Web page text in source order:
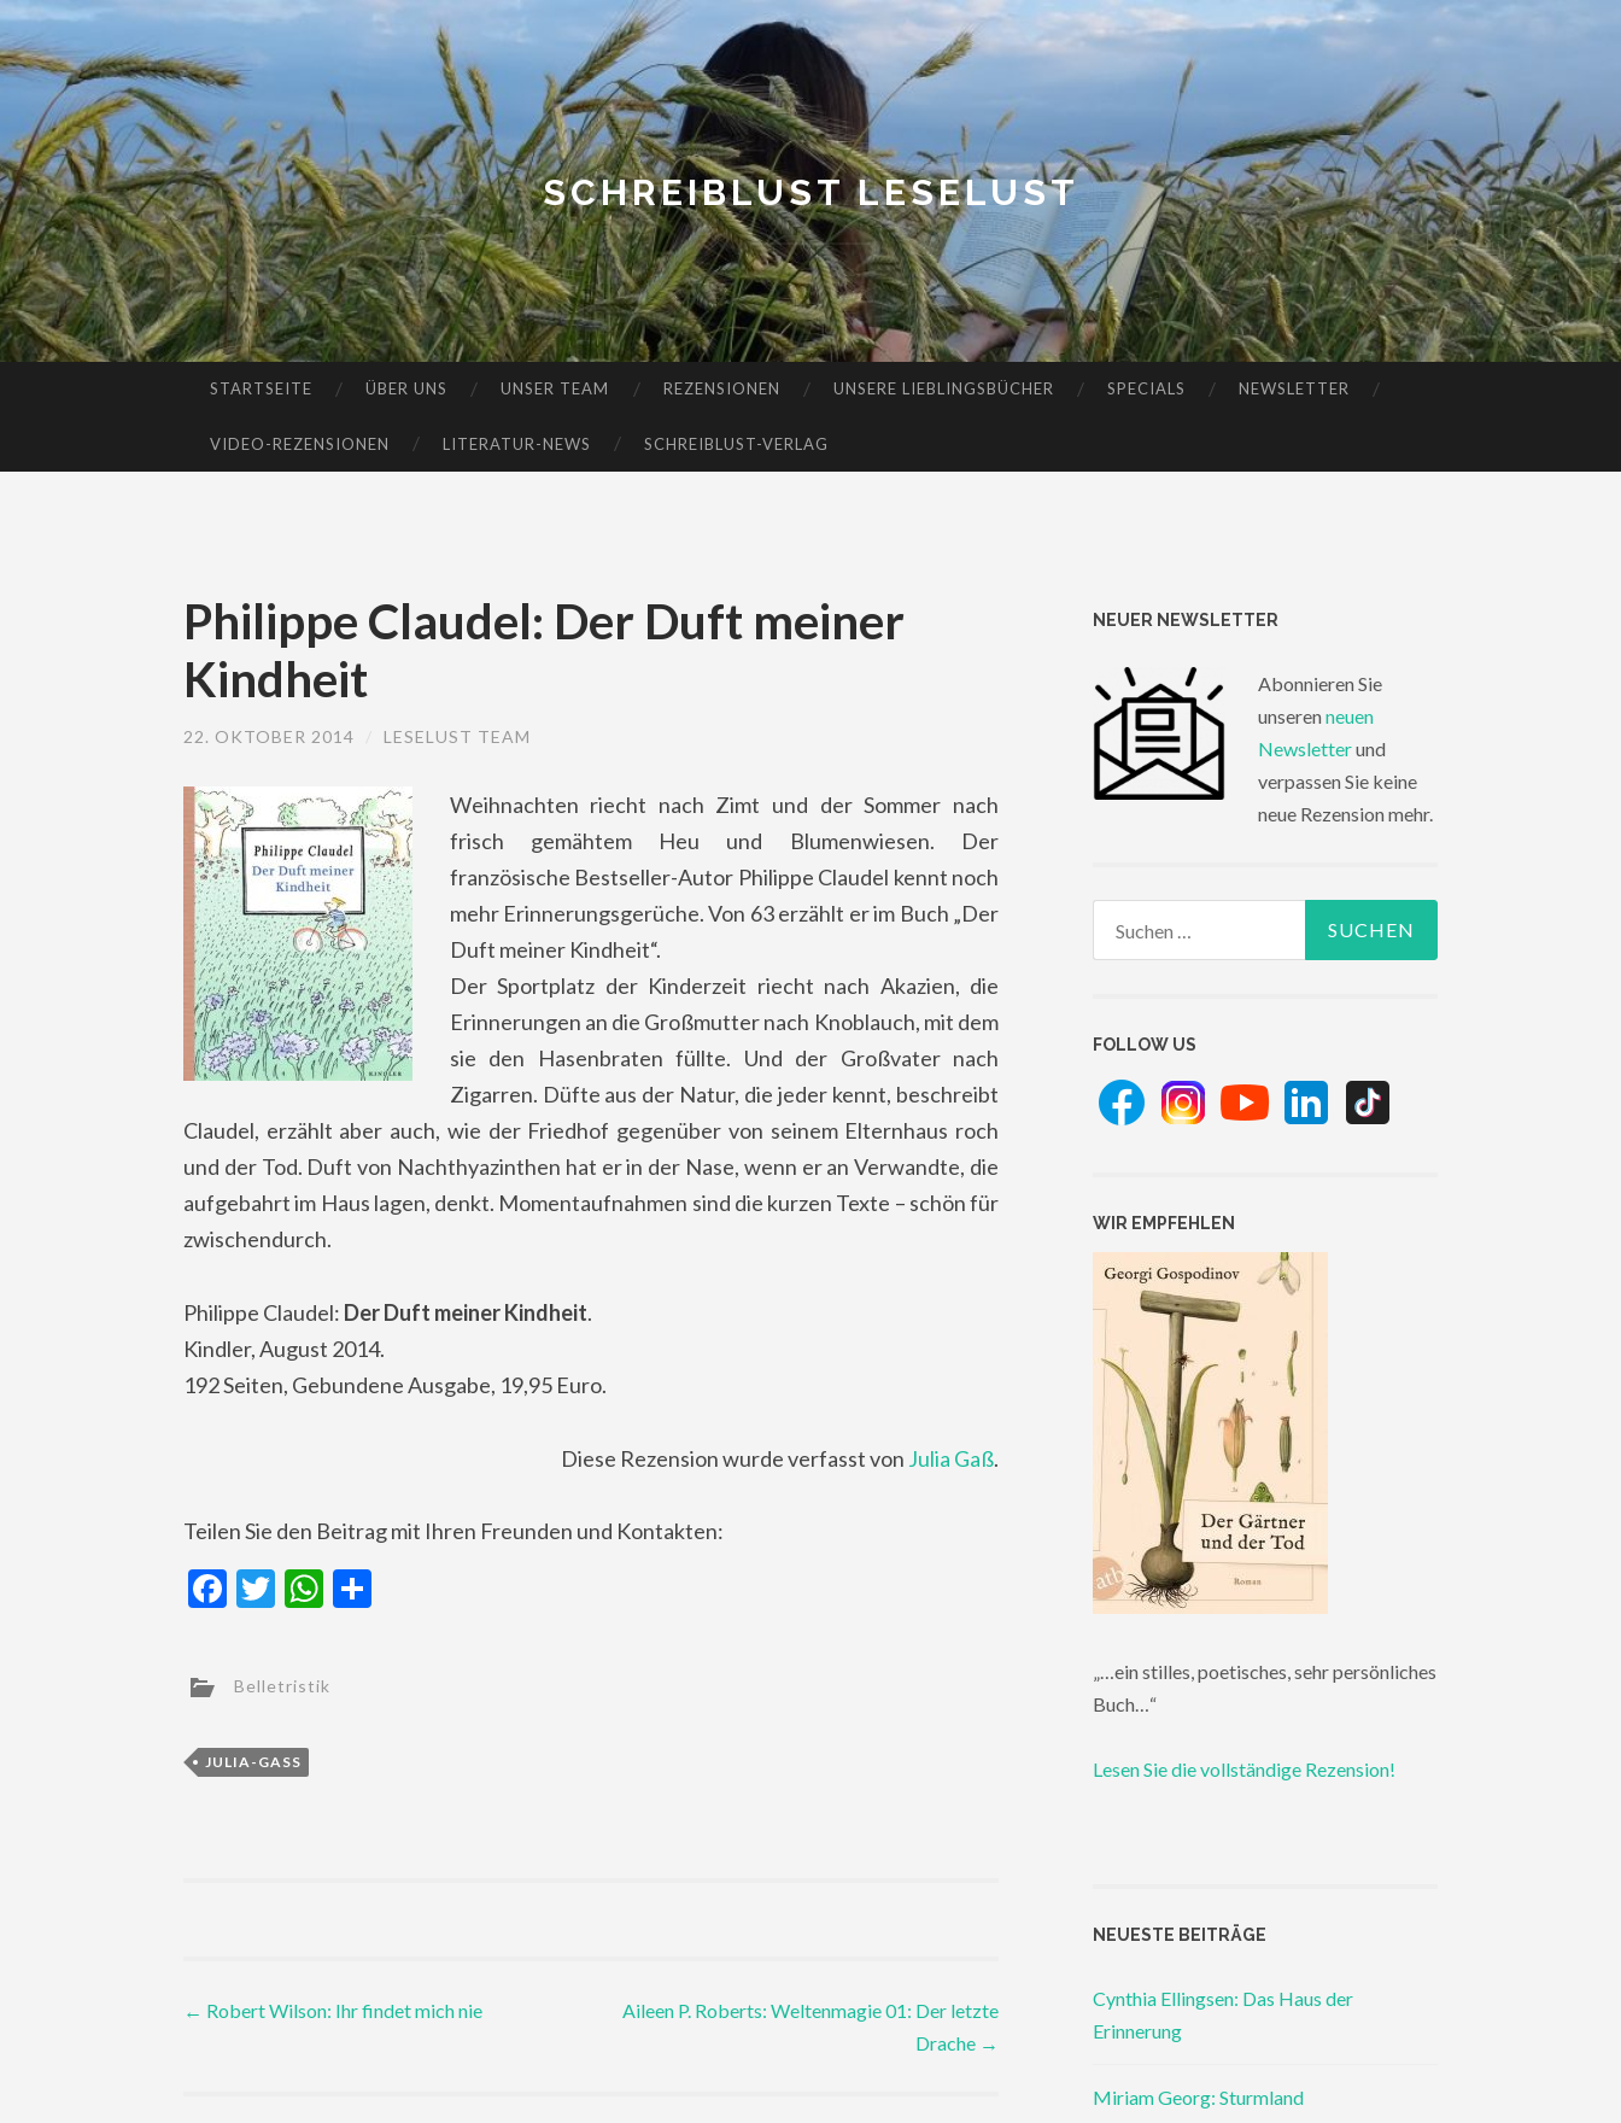
SCHREIBLUST LESELUST
STARTSEITE ÜBER UNS UNSER TEAM REZENSIONEN UNSERE LIEBLINGSBÜCHER SPECIALS NEWSLETTER
VIDEO-REZENSIONEN LITERATUR-NEWS SCHREIBLUST-VERLAG
Philippe Claudel: Der Duft meiner
Kindheit
22. OKTOBER 2014 LESELUST TEAM
Weihnachten riecht nach Zimt und der Sommer nach
frisch gemähtem Heu und Blumenwiesen. Der
französische Bestseller-Autor Philippe Claudel kennt noch
mehr Erinnerungsgerüche. Von 63 erzählt er im Buch „Der
Duft meiner Kindheit“.
Der Sportplatz der Kinderzeit riecht nach Akazien, die
Erinnerungen an die Großmutter nach Knoblauch, mit dem
sie den Hasenbraten füllte. Und der Großvater nach
Zigarren. Düfte aus der Natur, die jeder kennt, beschreibt
Claudel, erzählt aber auch, wie der Friedhof gegenüber von seinem Elternhaus roch
und der Tod. Duft von Nachthyazinthen hat er in der Nase, wenn er an Verwandte, die
aufgebahrt im Haus lagen, denkt. Momentaufnahmen sind die kurzen Texte – schön für
zwischendurch.
Philippe Claudel: Der Duft meiner Kindheit.
Kindler, August 2014.
192 Seiten, Gebundene Ausgabe, 19,95 Euro.
Diese Rezension wurde verfasst von Julia Gaß.
Teilen Sie den Beitrag mit Ihren Freunden und Kontakten:
Facebook
TwitterWhatsApp
Belletristik
JULIA-GASS
Post
← Robert Wilson: Ihr findet mich nie
Aileen P. Roberts: Weltenmagie 01: Der letzte
Drache →
NEUER NEWSLETTER
Abonnieren Sie
unserenneuen
Newsletterund
verpassen Sie keine
neue Rezension mehr.
FOLLOW US
WIR EMPFEHLEN
„…ein stilles, poetisches, sehr persönliches
Buch…“
Lesen Sie die vollständige Rezension!
NEUESTE BEITRÄGE
Cynthia Ellingsen: Das Haus der
Erinnerung
Miriam Georg: Sturmland